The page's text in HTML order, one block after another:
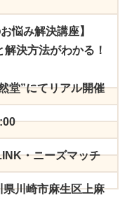
み解決講座】
決方法がわかる！
”にてリアル開催
・ニーズマッチ
崎市麻生区上麻